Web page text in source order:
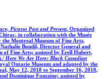
Picasso Past and Present, Organized
in collaboration with the Musée
the Montreal Museum of Fine Arts,
Bondil, Director General and
of Fine Arts; assisted by Erell Hubert,
/ Here We Are Here: Black Canadian
Ontario Museum and adapted by the
May 12, 2018 to September 16, 2018,
Dominique Fontaine; assisted by